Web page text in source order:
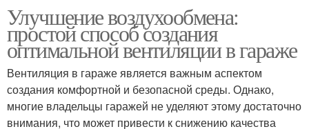
Улучшение воздухообмена:
простой способ создания
оптимальной вентиляции в гараже
Вентиляция в гараже является важным аспектом
создания комфортной и безопасной среды. Однако,
многие владельцы гаражей не уделяют этому достаточно
внимания, что может привести к снижению качества